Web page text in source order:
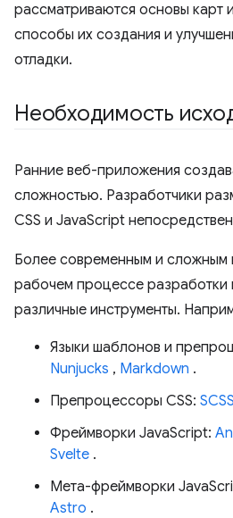
рассматриваются основы карт
способы их создания и
отладки.
Необходимость
Ранние веб-приложения
сложностью. Разработчики
CSS и JavaScript
Более современным и сложным
рабочем процессе разработки
различные инструменты.
Языки шаблонов и
Nunjucks , Markdown .
Препроцессоры CSS: SCSS
Фреймворки JavaScript:
Svelte .
Мета-фреймворки
Astro .